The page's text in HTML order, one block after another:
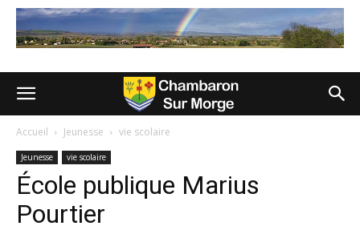
Accueil Jeunesse vie scolaire
Jeunesse vie scolaire
École publique Marius
Pourtier